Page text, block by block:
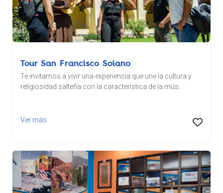
Tour San Francisco Solano
Te invitamos a vivir una experiencia que une la cultura y
religiosidad salteña con la característica de la mús...
Ver más